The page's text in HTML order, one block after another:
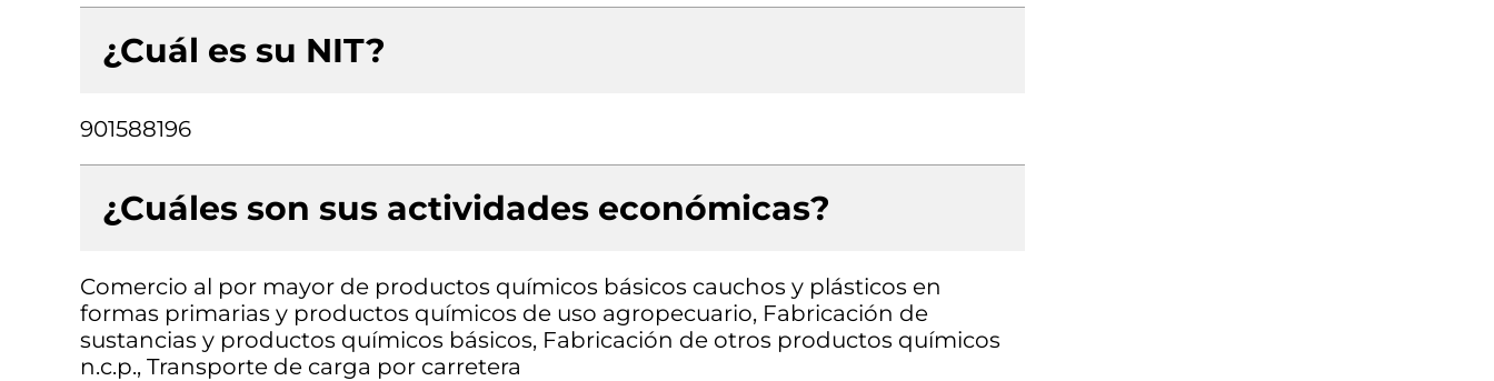
¿Cuál es su NIT?
901588196
¿Cuáles son sus actividades económicas?
Comercio al por mayor de productos químicos básicos cauchos y plásticos en
formas primarias y productos químicos de uso agropecuario, Fabricación de
sustancias y productos químicos básicos, Fabricación de otros productos químicos
n.c.p., Transporte de carga por carretera